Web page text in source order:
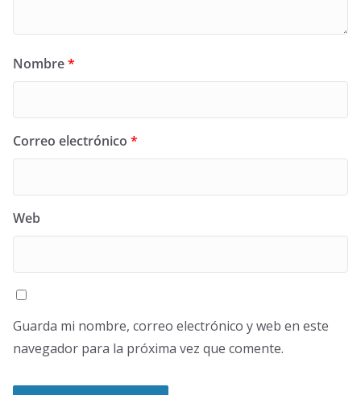
Nombre*
Correo electrónico *
Web
Guarda mi nombre, correo electrónico y web en este
navegador para la próxima vez que comente.